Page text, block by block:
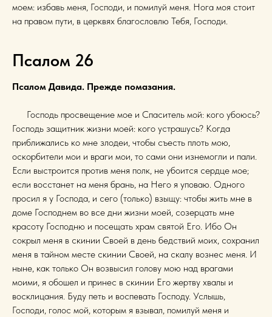
моем: избавь меня, Господи, и помилуй меня. Нога моя стоит
на правом пути, в церквях благословлю Тебя, Господи.
Псалом 26
Псалом Давида. Прежде помазания.
Господь просвещение мое и Спаситель мой: кого убоюсь?
Господь защитник жизни моей: кого устрашусь? Когда
приближались ко мне злодеи, чтобы съесть плоть мою,
оскорбители мои и враги мои, то сами они изнемогли и пали.
Если выстроится против меня полк, не убоится сердце мое;
если восстанет на меня брань, на Него я уповаю. Одного
просил я у Господа, и сего (только) взыщу: чтобы жить мне в
доме Господнем во все дни жизни моей, созерцать мне
красоту Господню и посещать храм святой Его. Ибо Он
сокрыл меня в скинии Своей в день бедствий моих, сохранил
меня в тайном месте скинии Своей, на скалу вознес меня. И
ныне, как только Он возвысил голову мою над врагами
моими, я обошел и принес в скинии Его жертву хвалы и
восклицания. Буду петь и воспевать Господу. Услышь,
Господи, голос мой, которым я взывал, помилуй меня и